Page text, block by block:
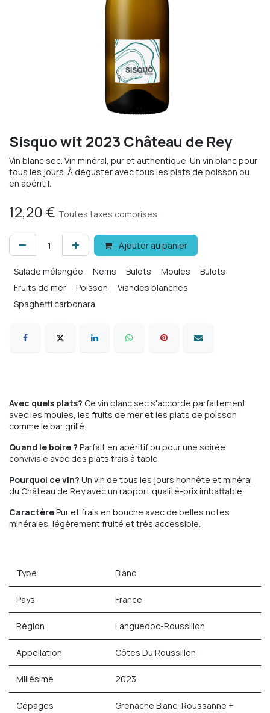
Sisquo wit 2023 Château de Rey
Vin blanc sec. Vin minéral, pur et authentique. Un vin blanc pour
tous les jours. À déguster avec tous les plats de poisson ou
en apéritif.
12,20 € Toutes taxes comprises
Ajouter au panier
Salade mélangée Nems Bulots Moules
Bulots
Fruits de mer
Poisson
Viandes blanches
Spaghetti carbonara
Avec quels plats? Ce vin blanc sec s'accorde parfaitement
avec les moules, les fruits de mer et les plats de poisson
comme le bar grillé.
Quand le boire ? Parfait en apéritif ou pour une soirée
conviviale avec des plats frais à table.
Pourquoi ce vin? Un vin de tous les jours honnête et minéral
du Château de Rey avec un rapport qualité-prix imbattable.
CaractèrePur et frais en bouche avec de belles notes
minérales, légèrement fruité et très accessible.
Type Blanc
Pays France
Région Languedoc-Roussillon
Appellation Côtes Du Roussillon
Millésime 2023
Cépages
Grenache Blanc, Roussanne +